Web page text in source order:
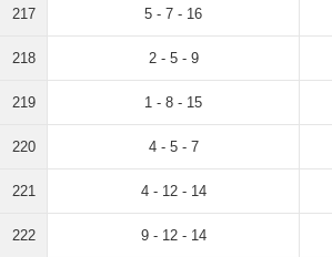
217 5 - 7 - 16
218 2 - 5 - 9
219 1 - 8 - 15
220 4 - 5 - 7
221 4 - 12 - 14
222 9 - 12 - 14